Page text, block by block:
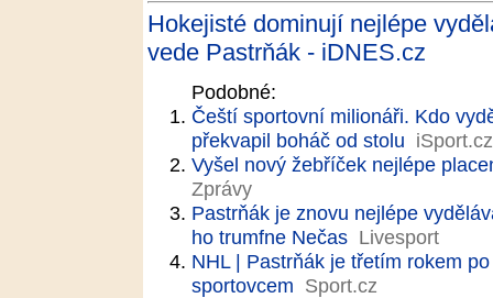
Hokejisté dominují nejlépe
vede Pastrňák - iDNES.cz
Podobné:
Čeští sportovní milionáři. Kdo
překvapil boháč od stolu iSport.cz
Vyšel nový žebříček nejlépe
Zprávy
Pastrňák je znovu nejlépe
ho trumfne Nečas Livesport
NHL | Pastrňák je třetím rokem
sportovcem Sport.cz